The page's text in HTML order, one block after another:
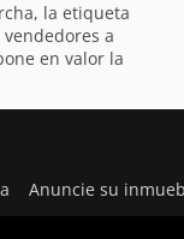
la etiqueta
a
en valor la
Anuncie su